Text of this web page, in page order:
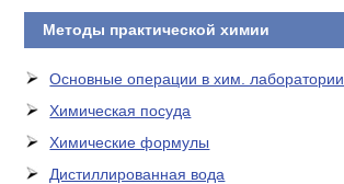
Методы практической химии
Основные операции в хим. лаборатории
Химическая посуда
Химические формулы
Дистиллированная вода